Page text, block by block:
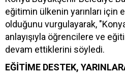
eğitimin ülkenin yarınları için
olduğunu vurgulayarak,
anlayışıyla öğrencilere ve
devam ettiklerini söyledi.
EĞİTİME DESTEK,